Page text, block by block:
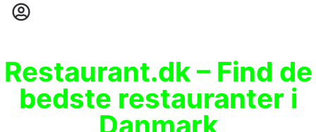
Restaurant.dk – Find de
bedste restauranter i
Danmark